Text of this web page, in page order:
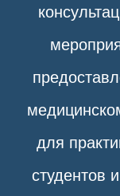
для
студентов